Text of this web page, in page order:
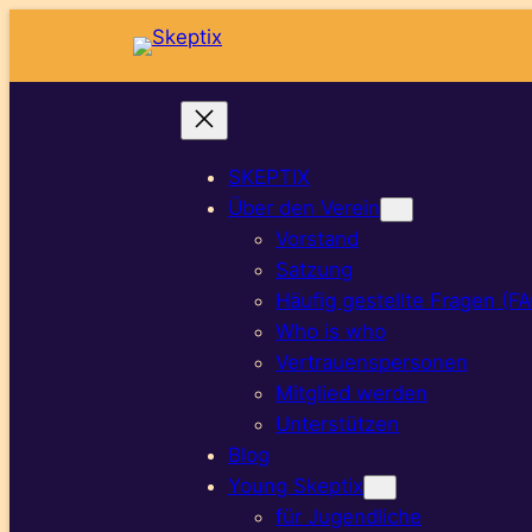
SKEPTIX
Über den Verein
Vorstand
Satzung
Häufig gestellte Fragen
Who is who
Vertrauenspersonen
Mitglied werden
Unterstützen
Blog
Young Skeptix
für Jugendliche